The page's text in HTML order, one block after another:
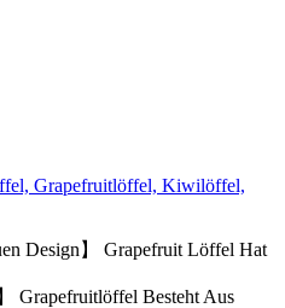
Grapefruitlöffel, Kiwilöffel,
Design】 Grapefruit Löffel Hat
Grapefruitlöffel Besteht Aus